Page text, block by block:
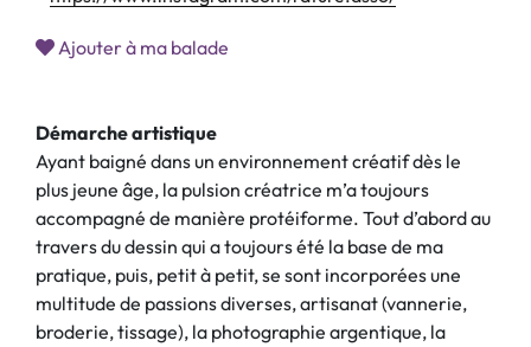
Ajouter à ma balade
Démarche artistique
Ayant baigné dans un environnement créatif dès le
plus jeune âge, la pulsion créatrice m’a toujours
accompagné de manière protéiforme. Tout d’abord au
travers du dessin qui a toujours été la base de ma
pratique, puis, petit à petit, se sont incorporées une
multitude de passions diverses, artisanat (vannerie,
broderie, tissage), la photographie argentique, la